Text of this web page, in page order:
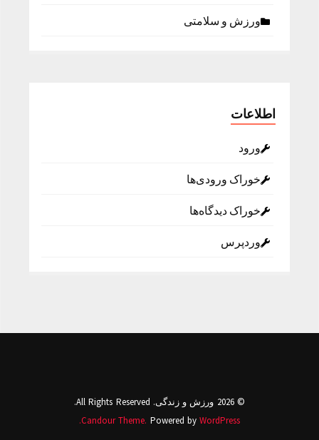
ورزش و سلامتی
اطلاعات
ورود
خوراک ورودی‌ها
خوراک دیدگاه‌ها
وردپرس
© 2026 ورزش و زندگی. All Rights Reserved.
Candour Theme. Powered byWordPress.